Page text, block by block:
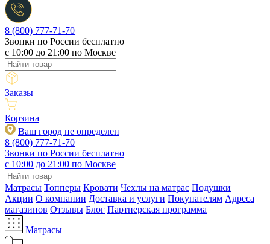
8 (800) 777-71-70
Звонки по России бесплатно
c 10:00 до 21:00 по Москве
Заказы
Корзина
Ваш город не определен
8 (800) 777-71-70
Звонки по России бесплатно
c 10:00 до 21:00 по Москве
Матрасы Топперы Кровати Чехлы на матрас Подушки
Акции О компании Доставка и услуги Покупателям Адреса
магазинов Отзывы Блог Партнерская программа
Матрасы